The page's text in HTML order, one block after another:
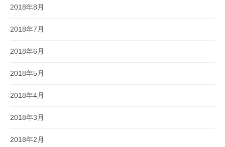
2018年8月
2018年7月
2018年6月
2018年5月
2018年4月
2018年3月
2018年2月